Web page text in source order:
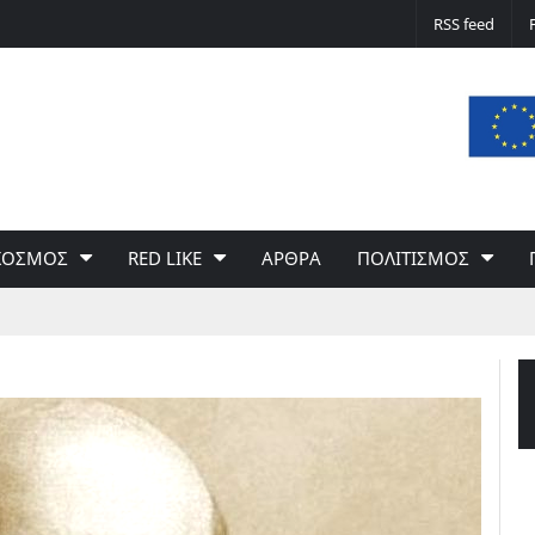
Δε φταίει ο άνεμος… Φταίει η πολιτική
του Γιώργου Σαχίνη
RSS feed
RED LIKE ΑΡΘΡΑ ΠΟΛΙΤΙΣΜΟΣ